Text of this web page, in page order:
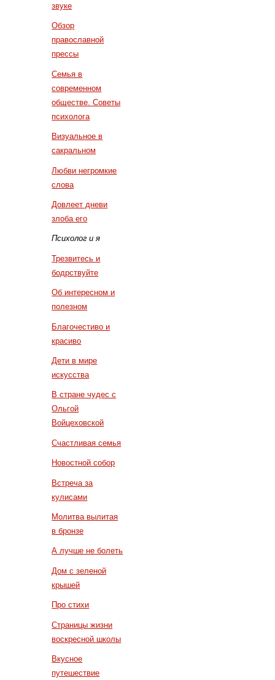
звуке
Обзор
православной
прессы
Семья в
современном
обществе. Советы
психолога
Визуальное в
сакральном
Любви негромкие
слова
Довлеет дневи
злоба его
Психолог и я
Трезвитесь и
бодрствуйте
Об интересном и
полезном
Благочестиво и
красиво
Дети в мире
искусства
В стране чудес с
Ольгой
Войцеховской
Счастливая семья
Новостной собор
Встреча за
кулисами
Молитва вылитая
в бронзе
А лучше не болеть
Дом с зеленой
крышей
Про стихи
Страницы жизни
воскресной школы
Вкусное
путешествие